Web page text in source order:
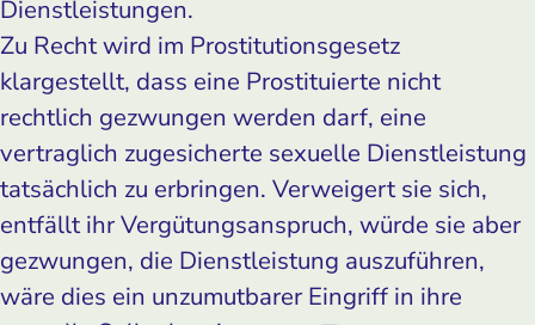
Dienstleistungen.
Zu Recht wird im Prostitutionsgesetz
klargestellt, dass eine Prostituierte nicht
rechtlich gezwungen werden darf, eine
vertraglich zugesicherte sexuelle Dienstleistung
tatsächlich zu erbringen. Verweigert sie sich,
entfällt ihr Vergütungsanspruch, würde sie aber
gezwungen, die Dienstleistung auszuführen,
wäre dies ein unzumutbarer Eingriff in ihre